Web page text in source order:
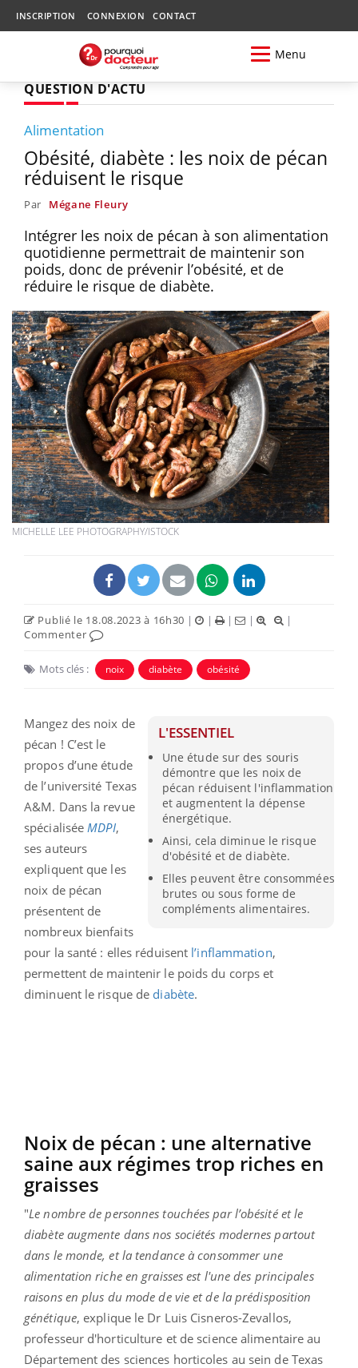
INSCRIPTION CONNEXION CONTACT
Menu
QUESTION D'ACTU
Alimentation
Obésité, diabète : les noix de pécan
réduisent le risque
Par Mégane Fleury
Intégrer les noix de pécan à son alimentation
quotidienne permettrait de maintenir son
poids, donc de prévenir l’obésité, et de
réduire le risque de diabète.
MICHELLE LEE PHOTOGRAPHY/ISTOCK
Publié le 18.08.2023 à 16h30 | | | |
|
Commenter
Mots clés : noix diabète obésité
L'ESSENTIEL
Une étude sur des souris
démontre que les noix de
pécan réduisent l'inflammation
et augmentent la dépense
énergétique.
Ainsi, cela diminue le risque
d'obésité et de diabète.
Elles peuvent être consommées
brutes ou sous forme de
compléments alimentaires.
Mangez des noix de
pécan ! C’est le
propos d’une étude
de l’université Texas
A&M. Dans la revue
spécialisée MDPI,
ses auteurs
expliquent que les
noix de pécan
présentent de
nombreux bienfaits
pour la santé : elles réduisent l’inflammation,
permettent de maintenir le poids du corps et
diminuent le risque de diabète.
Noix de pécan : une alternative
saine aux régimes trop riches en
graisses
"Le nombre de personnes touchées par l’obésité et le
diabète augmente dans nos sociétés modernes partout
dans le monde, et la tendance à consommer une
alimentation riche en graisses est l'une des principales
raisons en plus du mode de vie et de la prédisposition
génétique, explique le Dr Luis Cisneros-Zevallos,
professeur d'horticulture et de science alimentaire au
Département des sciences horticoles au sein de Texas